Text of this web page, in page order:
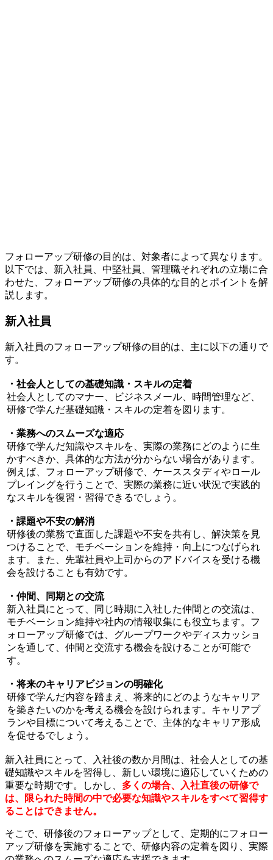
フォローアップ研修の目的は、対象者によって異なります。
以下では、新入社員、中堅社員、管理職それぞれの立場に合
わせた、フォローアップ研修の具体的な目的とポイントを解
説します。
新入社員
新入社員のフォローアップ研修の目的は、主に以下の通りで
す。
・社会人としての基礎知識・スキルの定着
社会人としてのマナー、ビジネスメール、時間管理など、
研修で学んだ基礎知識・スキルの定着を図ります。
・業務へのスムーズな適応
研修で学んだ知識やスキルを、実際の業務にどのように生
かすべきか、具体的な方法が分からない場合があります。
例えば、フォローアップ研修で、ケーススタディやロール
プレイングを行うことで、実際の業務に近い状況で実践的
なスキルを復習・習得できるでしょう。
・課題や不安の解消
研修後の業務で直面した課題や不安を共有し、解決策を見
つけることで、モチベーションを維持・向上につなげられ
ます。また、先輩社員や上司からのアドバイスを受ける機
会を設けることも有効です。
・仲間、同期との交流
新入社員にとって、同じ時期に入社した仲間との交流は、
モチベーション維持や社内の情報収集にも役立ちます。フ
ォローアップ研修では、グループワークやディスカッショ
ンを通して、仲間と交流する機会を設けることが可能で
す。
・将来のキャリアビジョンの明確化
研修で学んだ内容を踏まえ、将来的にどのようなキャリア
を築きたいのかを考える機会を設けられます。キャリアプ
ランや目標について考えることで、主体的なキャリア形成
を促せるでしょう。
新入社員にとって、入社後の数か月間は、社会人としての基
礎知識やスキルを習得し、新しい環境に適応していくための
重要な時期です。しかし、 多くの場合、入社直後の研修で
は、限られた時間の中で必要な知識やスキルをすべて習得す
ることはできません。
そこで、研修後のフォローアップとして、定期的にフォロー
アップ研修を実施することで、研修内容の定着を図り、実際